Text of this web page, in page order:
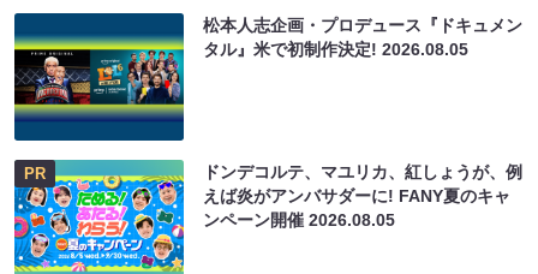
松本人志企画・プロデュース『ドキュメン
タル』米で初制作決定!2026.08.05
PR
ドンデコルテ、マユリカ、紅しょうが、例
えば炎がアンバサダーに! FANY夏のキャ
ンペーン開催2026.08.05